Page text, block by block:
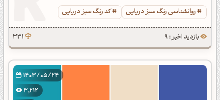
روانشناسی رنگ سبز دریایی
کد رنگ سبز دریایی
بازدید اخیر : 9 331
1403/05/24
3,212